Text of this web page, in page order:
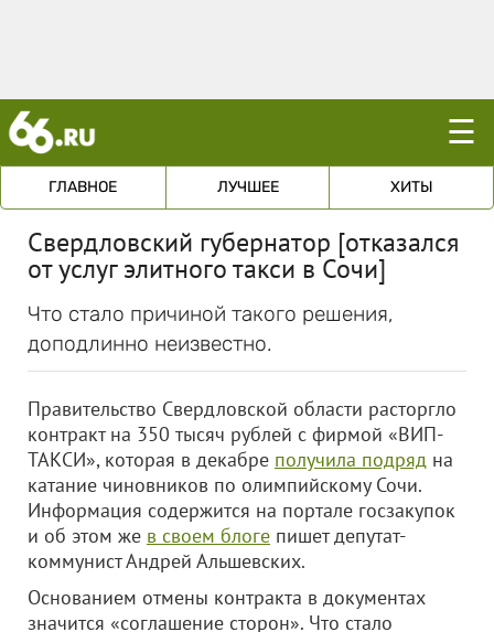
☰
ГЛАВНОЕ ЛУЧШЕЕ ХИТЫ
Свердловский губернатор [отказался
от услуг элитного такси в Сочи]
Что стало причиной такого решения,
доподлинно неизвестно.
Правительство Свердловской области расторгло
контракт на 350 тысяч рублей с фирмой «ВИП-
ТАКСИ», которая в декабре получила подряд на
катание чиновников по олимпийскому Сочи.
Информация содержится на портале госзакупок
и об этом же в своем блоге пишет депутат-
коммунист Андрей Альшевских.
Основанием отмены контракта в документах
значится «соглашение сторон». Что стало